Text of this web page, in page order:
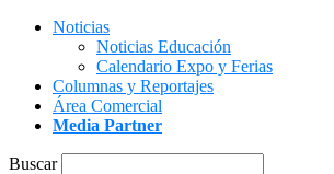
Noticias
Noticias Educación
Calendario Expo y Ferias
Columnas y Reportajes
Área Comercial
Media Partner
Buscar